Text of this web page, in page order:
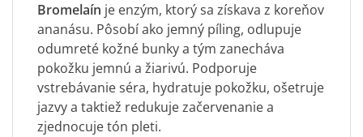
Bromelaín je enzým, ktorý sa získava z koreňov
ananásu. Pôsobí ako jemný píling, odlupuje
odumreté kožné bunky a tým zanecháva
pokožku jemnú a žiarivú. Podporuje
vstrebávanie séra, hydratuje pokožku, ošetruje
jazvy a taktiež redukuje začervenanie a
zjednocuje tón pleti.